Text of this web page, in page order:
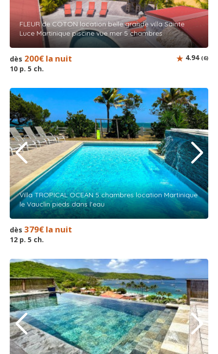
FLEUR de COTON location belle grande villa Sainte
Luce Martinique piscine vue mer 5 chambres
dès 200€ la nuit
10 p. 5 ch.
4.94 (6)
Villa TROPICAL OCEAN 5 chambres location Martinique
le Vauclin pieds dans l'eau
dès 379€ la nuit
12 p. 5 ch.